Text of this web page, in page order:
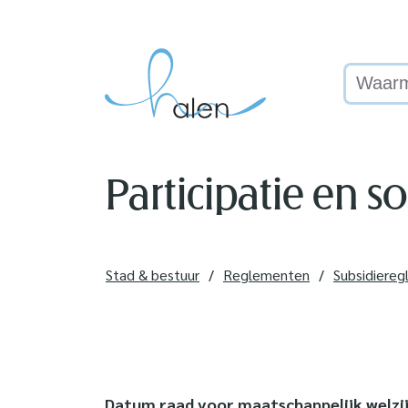
Participatie en
Stad & bestuur Reglementen
Datum raad voor maatschappelijk